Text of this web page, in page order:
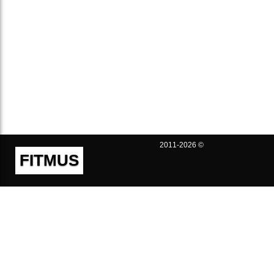
FITMUS
2011-2026 ©